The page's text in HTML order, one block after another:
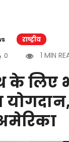
राष्ट्रीय
0 1 MIN
के लिए